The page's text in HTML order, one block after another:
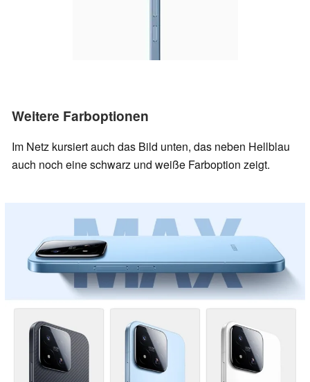
Weitere Farboptionen
Im Netz kursiert auch das Bild unten, das neben Hellblau
auch noch eine schwarz und weiße Farboption zeigt.